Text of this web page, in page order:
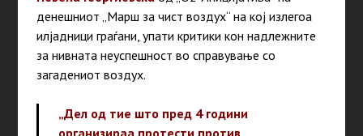
денешниот „Марш за чист воздух“ на кој излегоа
илјадници граѓани, упати критики кон надлежните
за нивната неуспешност во справување со
загадениот воздух.
„Дел од тие што пред 4 години